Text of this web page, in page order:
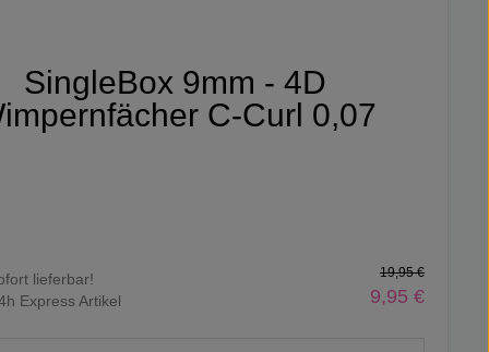
SingleBox 9mm - 4D
C-Curl 0,07
lieferbar!
Express Artikel
9,95 €
19,95 €